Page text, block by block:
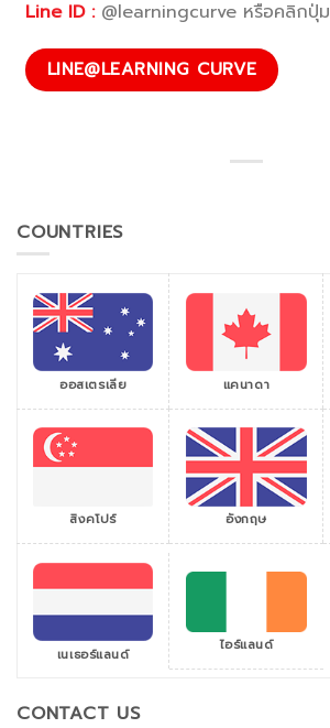
Line ID :@learningcurve หรือคลิกปุ่ม
LINE@LEARNING CURVE
COUNTRIES
ออสเตรเลีย แคนาดา
สิงคโปร์ อังกฤษ
เนเธอร์แลนด์ ไอร์แลนด์
CONTACT US